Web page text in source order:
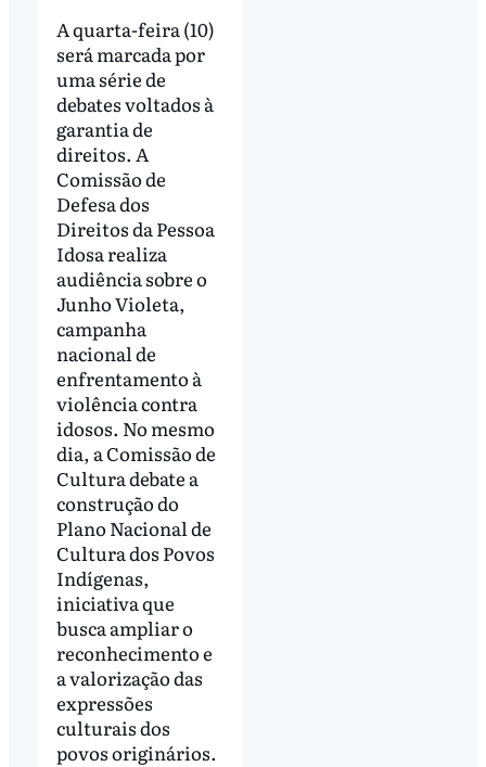
A quarta-feira (10)
será marcada por
uma série de
debates voltados à
garantia de
direitos. A
Comissão de
Defesa dos
Direitos da Pessoa
Idosa realiza
audiência sobre o
Junho Violeta,
campanha
nacional de
enfrentamento à
violência contra
idosos. No mesmo
dia, a Comissão de
Cultura debate a
construção do
Plano Nacional de
Cultura dos Povos
Indígenas,
iniciativa que
busca ampliar o
reconhecimento e
a valorização das
expressões
culturais dos
povos originários.